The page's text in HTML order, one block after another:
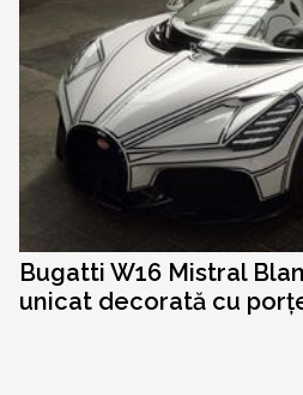
Bugatti W16 Mistral
unicat decorată cu